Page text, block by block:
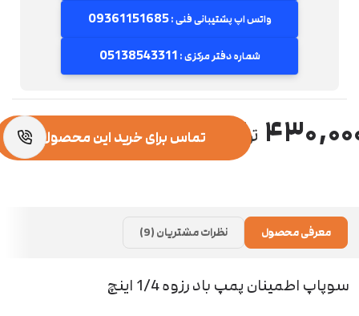
واتس اپ پشتیبانی فنی :09361151685
شماره دفتر مرکزی : 05138543311
تماس برای خرید این محصول
معرفی محصول نظرات مشتریان (9)
سوپاپ اطمینان پمپ باد رزوه 1/4 اینچ